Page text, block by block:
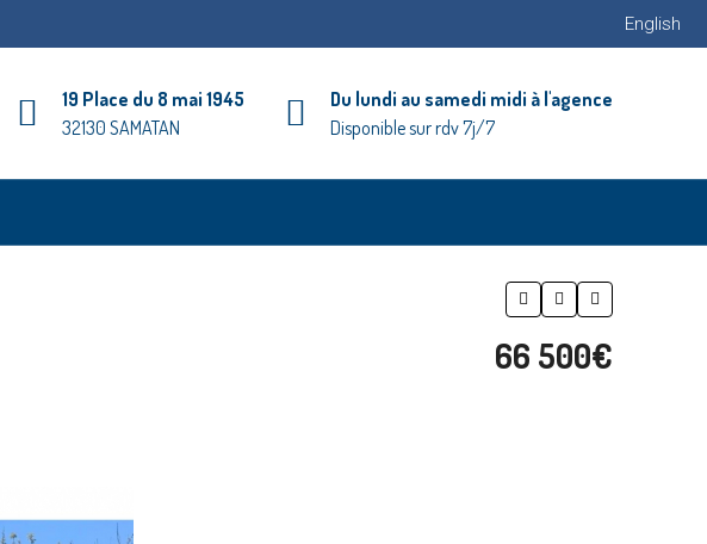
English
19 Place du 8 mai 1945
32130 SAMATAN
Du lundi au samedi midi à l'agence
Disponible sur rdv 7j/7
66 500€